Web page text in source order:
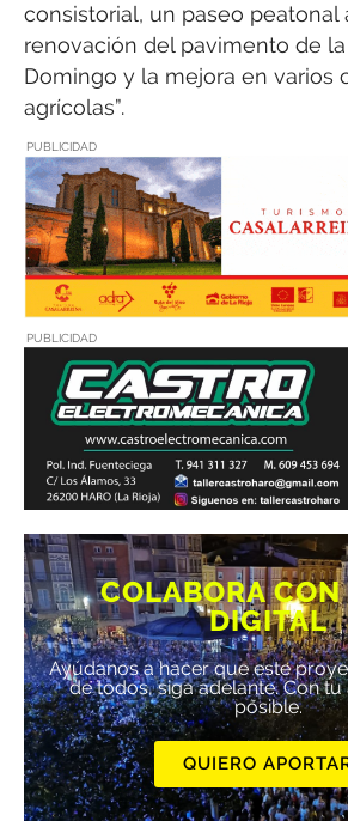
consistorial, un paseo peatonal
renovación del pavimento de
Domingo y la mejora en varios
agrícolas”.
PUBLICIDAD
PUBLICIDAD
COLABORA
DIGITAL
Ayúdanos a hacer que este
de todos, siga adelante. Con
posible.
QUIERO